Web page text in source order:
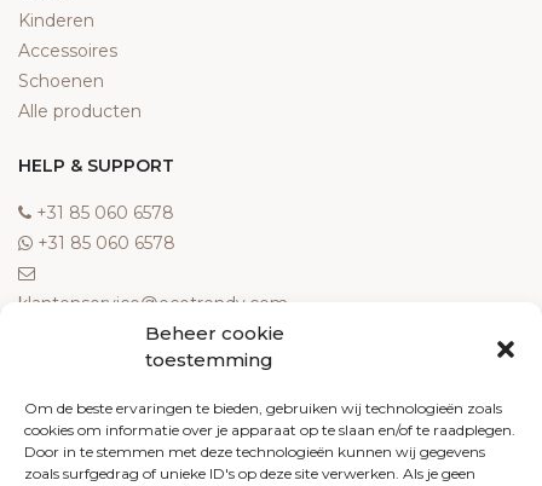
Beheer cookie
toestemming
Om de beste ervaringen te bieden, gebruiken wij technologieën zoals
cookies om informatie over je apparaat op te slaan en/of te raadplegen.
Door in te stemmen met deze technologieën kunnen wij gegevens
zoals surfgedrag of unieke ID's op deze site verwerken. Als je geen
Kinderen
Accessoires
Schoenen
Alle producten
HELP & SUPPORT
‎+31 85 060 6578
‎+31 85 060 6578
klantenservice@ecotrendy.com
Meest gestelde vragen
Contact
Algemene voorwaarden